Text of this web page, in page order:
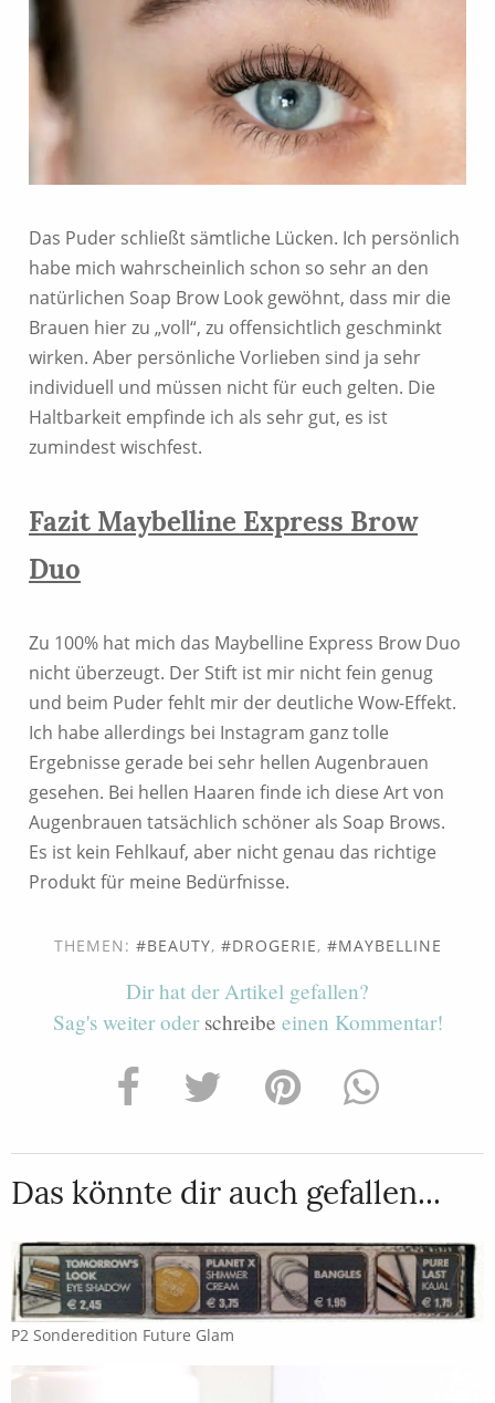
Das Puder schließt sämtliche Lücken. Ich persönlich
habe mich wahrscheinlich schon so sehr an den
natürlichen Soap Brow Look gewöhnt, dass mir die
Brauen hier zu „voll“, zu offensichtlich geschminkt
wirken. Aber persönliche Vorlieben sind ja sehr
individuell und müssen nicht für euch gelten. Die
Haltbarkeit empfinde ich als sehr gut, es ist
zumindest wischfest.
Fazit Maybelline Express Brow
Duo
Zu 100% hat mich das Maybelline Express Brow Duo
nicht überzeugt. Der Stift ist mir nicht fein genug
und beim Puder fehlt mir der deutliche Wow-Effekt.
Ich habe allerdings bei Instagram ganz tolle
Ergebnisse gerade bei sehr hellen Augenbrauen
gesehen. Bei hellen Haaren finde ich diese Art von
Augenbrauen tatsächlich schöner als Soap Brows.
Es ist kein Fehlkauf, aber nicht genau das richtige
Produkt für meine Bedürfnisse.
THEMEN: BEAUTY, DROGERIE, MAYBELLINE
Dir hat der Artikel gefallen?
Sag's weiter oder schreibe einen Kommentar!
Das könnte dir auch gefallen...
P2 Sonderedition Future Glam